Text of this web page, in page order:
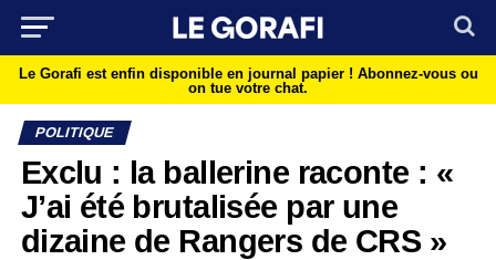
Le Gorafi est enfin disponible en journal papier ! Abonnez-vous ou
on tue votre chat.
POLITIQUE
Exclu : la ballerine raconte : «
J’ai été brutalisée par une
dizaine de Rangers de CRS »